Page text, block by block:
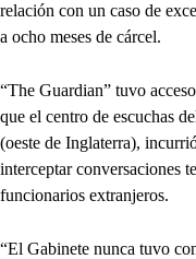
relación con un caso de
a ocho meses de cárcel.
“The Guardian” tuvo
que el centro de escuchas
(oeste de Inglaterra),
interceptar conversaciones
funcionarios extranjeros.
“El Gabinete nunca tuvo